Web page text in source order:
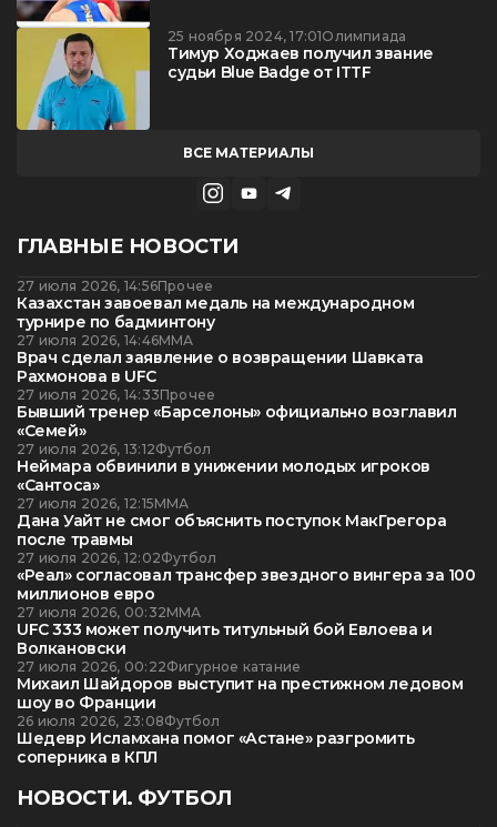
25 ноября 2024, 17:01Олимпиада
Тимур Ходжаев получил звание
судьи Blue Badge от ITTF
ВСЕ МАТЕРИАЛЫ
ГЛАВНЫЕ НОВОСТИ
27 июля 2026, 14:56Прочее
Казахстан завоевал медаль на международном
турнире по бадминтону
27 июля 2026, 14:46ММА
Врач сделал заявление о возвращении Шавката
Рахмонова в UFC
27 июля 2026, 14:33Прочее
Бывший тренер «Барселоны» официально возглавил
«Семей»
27 июля 2026, 13:12Футбол
Неймара обвинили в унижении молодых игроков
«Сантоса»
27 июля 2026, 12:15ММА
Дана Уайт не смог объяснить поступок МакГрегора
после травмы
27 июля 2026, 12:02Футбол
«Реал» согласовал трансфер звездного вингера за 100
миллионов евро
27 июля 2026, 00:32ММА
UFC 333 может получить титульный бой Евлоева и
Волкановски
27 июля 2026, 00:22Фигурное катание
Михаил Шайдоров выступит на престижном ледовом
шоу во Франции
26 июля 2026, 23:08Футбол
Шедевр Исламхана помог «Астане» разгромить
соперника в КПЛ
НОВОСТИ. ФУТБОЛ